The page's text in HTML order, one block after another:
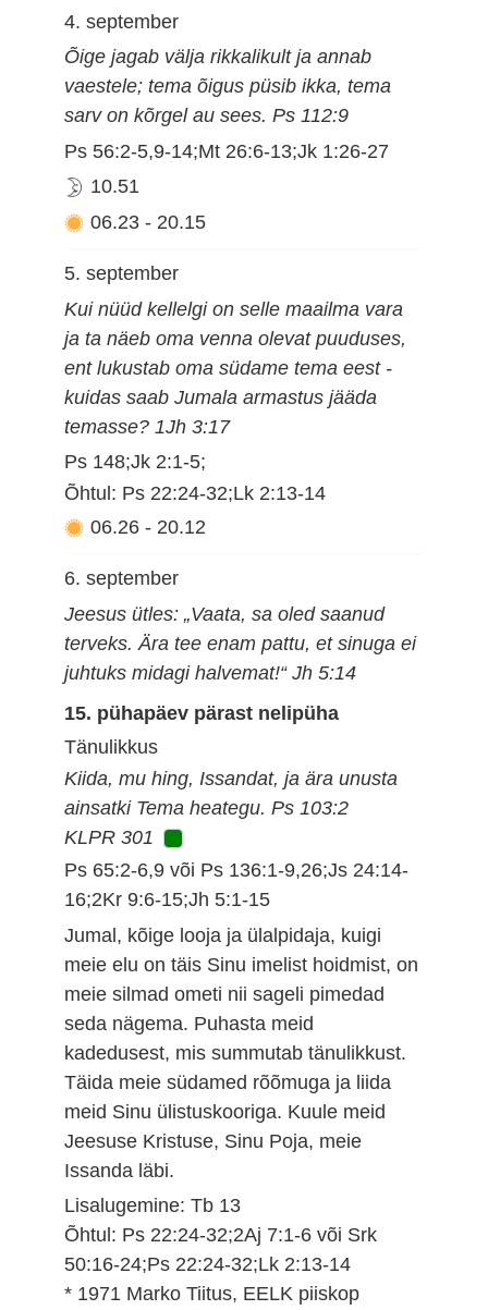
4. september
Õige jagab välja rikkalikult ja annab
vaestele; tema õigus püsib ikka, tema
sarv on kõrgel au sees. Ps 112:9
Ps 56:2-5,9-14;Mt 26:6-13;Jk 1:26-27
10.51
06.23 - 20.15
5. september
Kui nüüd kellelgi on selle maailma vara
ja ta näeb oma venna olevat puuduses,
ent lukustab oma südame tema eest -
kuidas saab Jumala armastus jääda
temasse? 1Jh 3:17
Ps 148;Jk 2:1-5;
Õhtul: Ps 22:24-32;Lk 2:13-14
06.26 - 20.12
6. september
Jeesus ütles: „Vaata, sa oled saanud
terveks. Ära tee enam pattu, et sinuga ei
juhtuks midagi halvemat!“ Jh 5:14
15. pühapäev pärast nelipüha
Tänulikkus
Kiida, mu hing, Issandat, ja ära unusta
ainsatki Tema heategu. Ps 103:2
KLPR 301
Ps 65:2-6,9 või Ps 136:1-9,26;Js 24:14-
16;2Kr 9:6-15;Jh 5:1-15
Jumal, kõige looja ja ülalpidaja, kuigi
meie elu on täis Sinu imelist hoidmist, on
meie silmad ometi nii sageli pimedad
seda nägema. Puhasta meid
kadedusest, mis summutab tänulikkust.
Täida meie südamed rõõmuga ja liida
meid Sinu ülistuskooriga. Kuule meid
Jeesuse Kristuse, Sinu Poja, meie
Issanda läbi.
Lisalugemine: Tb 13
Õhtul: Ps 22:24-32;2Aj 7:1-6 või Srk
50:16-24;Ps 22:24-32;Lk 2:13-14
* 1971 Marko Tiitus, EELK piiskop